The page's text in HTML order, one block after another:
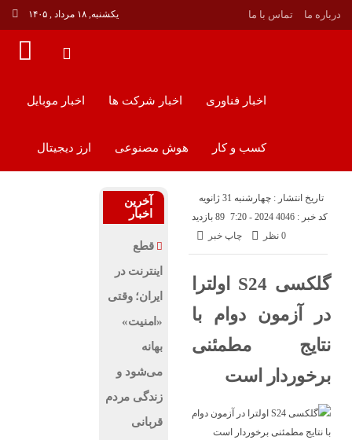
درباره ما تماس با ما یکشنبه, ۱۸ مرداد , ۱۴۰۵
اخبار فناوری اخبار شرکت ها اخبار موبایل
کسب و کار هوش مصنوعی ارز دیجیتال
تاریخ انتشار : چهارشنبه 31 ژانویه
2024 - 7:20
89 بازدید
کد خبر : 4046
چاپ خبر
0 نظر
گلکسی S24 اولترا
در آزمون دوام با
نتایج مطمئنی
برخوردار است
آخرین
اخبار
قطع
اینترنت در
ایران؛ وقتی
«امنیت»
بهانه
می‌شود و
زندگی مردم
قربانی